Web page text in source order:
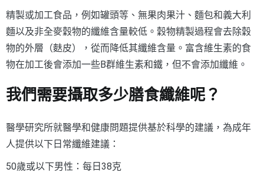
精製或加工食品，例如罐頭等、無果肉果汁、麵包和義大利
麵以及非全麥穀物的纖維含量較低。穀物精製過程會去除穀
物的外層（麩皮），從而降低其纖維含量。富含維生素的食
物在加工後會添加一些B群維生素和鐵，但不會添加纖維。
我們需要攝取多少膳食纖維呢？
醫學研究所就醫學和健康問題提供基於科學的建議，為成年
人提供以下日常纖維建議：
50歲或以下男性：每日38克